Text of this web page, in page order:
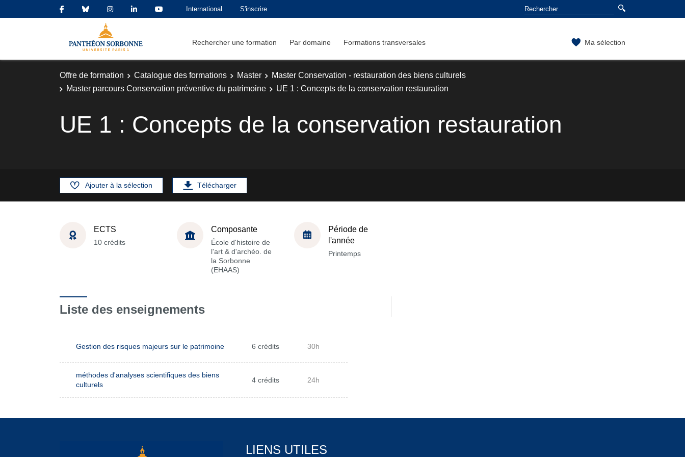
International S'inscrire
Rechercher une formation Par domaine Formations transversales Ma sélection
Offre de formation Catalogue des formations Master
Master Conservation - restauration des biens culturels
Master parcours Conservation préventive du patrimoine
UE 1 : Concepts de la conservation restauration
UE 1 : Concepts de la conservation restauration
Ajouter à la sélection Télécharger
ECTS
10 crédits
Composante
École d'histoire de
l'art & d'archéo. de
la Sorbonne
(EHAAS)
Période de
l'année
Printemps
Liste des enseignements
Gestion des risques majeurs sur le patrimoine 6 crédits 30h
méthodes d'analyses scientifiques des biens
culturels
4 crédits 24h
LIENS UTILES